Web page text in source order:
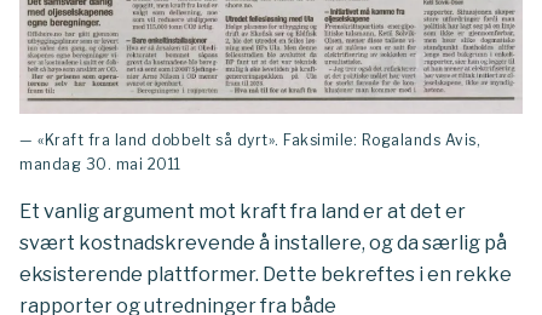
— «Kraft fra land dobbelt så dyrt». Faksimile: Rogalands Avis,
mandag 30. mai 2011
Et vanlig argument mot kraft fra land er at det er
svært kostnadskrevende å installere, og da særlig på
eksisterende plattformer. Dette bekreftes i en rekke
rapporter og utredninger fra både